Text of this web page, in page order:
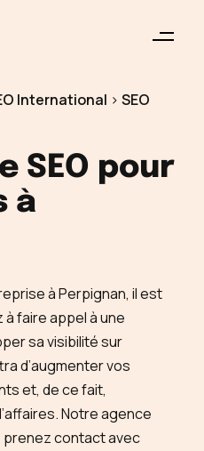
International > SEO
SEO pour
à
à Perpignan, il est
faire appel à une
sa visibilité sur
d’augmenter vos
et, de ce fait,
Notre agence
prenez contact avec